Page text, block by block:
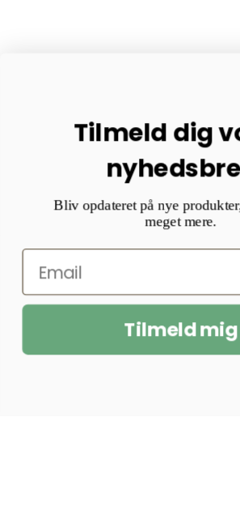
Tilmeld dig
Bliv opdateret på nye
meget mere.
Tilmeld mig